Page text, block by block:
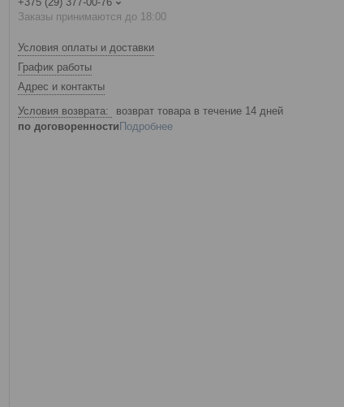
Заказы принимаются до 18:00
Условия оплаты и доставки
График работы
Адрес и контакты
возврат товара в течение 14 дней
по договоренности Подробнее